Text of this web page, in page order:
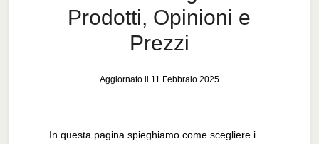
Prodotti, Opinioni e
Prezzi
Aggiornato il 11 Febbraio 2025
In questa pagina spieghiamo come scegliere i